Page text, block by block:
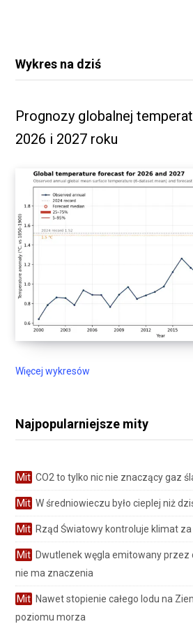
Wykres na dziś
Prognozy globalnej
2026 i 2027 roku
Więcej wykresów
Najpopularniejsze mity
Mit CO2 to tylko nic nie znaczący gaz
Mit W średniowieczu było cieplej niż
Mit Rząd Światowy kontroluje klimat
Mit Dwutlenek węgla emitowany przez
nie ma znaczenia
Mit Nawet stopienie całego lodu na
poziomu morza